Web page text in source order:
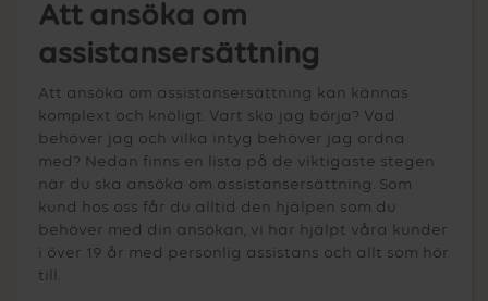
Att ansöka om
assistansersättning
Att ansöka om assistansersättning kan kännas
komplext och knöligt. Vart ska jag börja? Vad
behöver jag och vilka intyg behöver jag ordna
med? Nedan finns en lista på de viktigaste stegen
när du ska ansöka om assistansersättning. Som
kund hos oss får du alltid den hjälpen som du
behöver med din ansökan, vi har hjälpt våra kunder
i över 19 år med personlig assistans och allt som hör
till.